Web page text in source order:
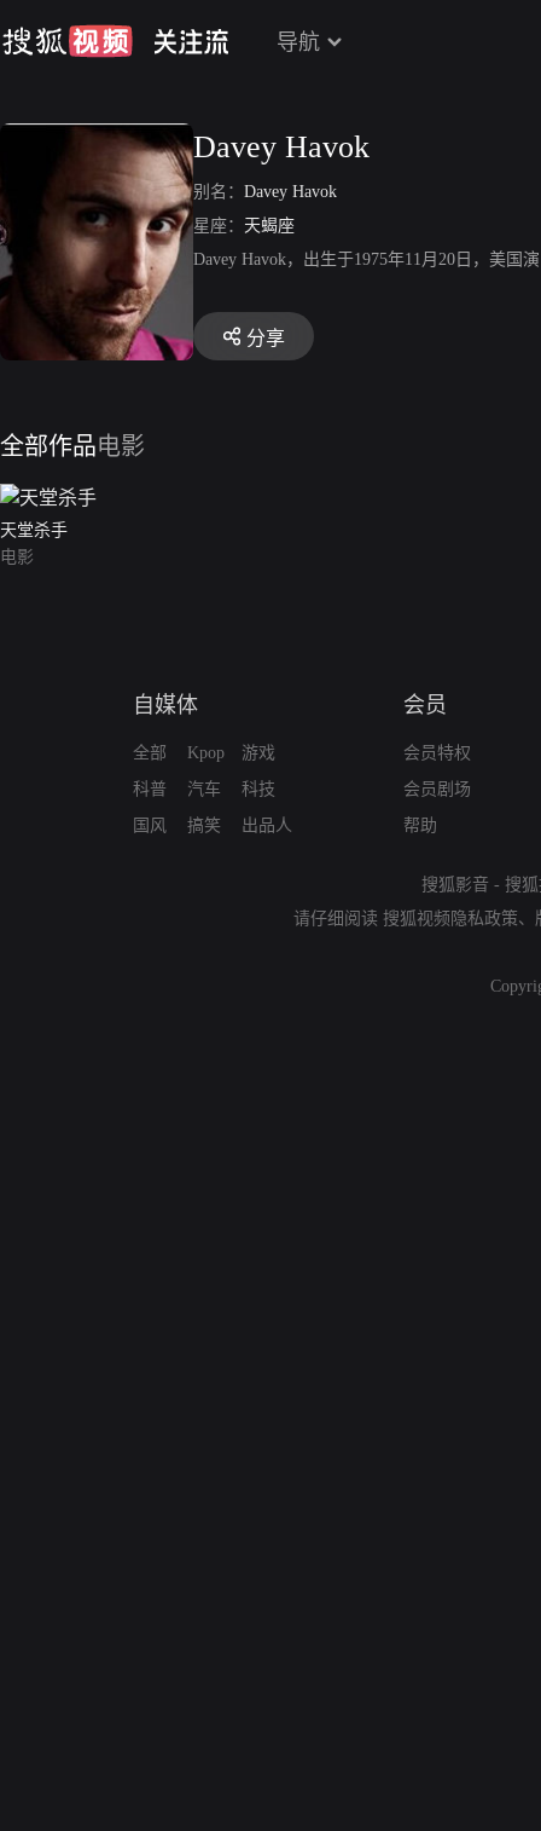
导航
Davey Havok
别名： Davey Havok
星座： 天蝎座
Davey Havok，出生于1975年11月20日，美国
分享
全部作品电影
天堂杀手
电影
自媒体
全部
科普
国风
Kpop
汽车
搞笑
游戏
科技
出品人
会员
会员特权
会员剧场
帮助
搜狐影音 - 搜
请仔细阅读 搜狐视频隐私政策、